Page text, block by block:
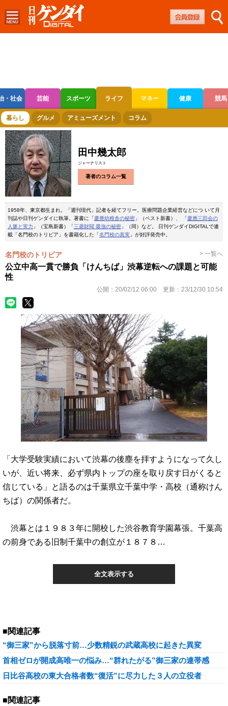
・社会 芸能 スポーツ ライフ マネー 健康 競馬
ボートレース 競輪 オートレース
暮らし グルメ アミューズメント コラム
田中幾太郎
ジャーナリスト
著者のコラム一覧
1958年、東京都生まれ。「週刊現代」記者を経てフリー。医療問題企業経営などにつ いて月
刊誌や日刊ゲンダイに執筆。著書に「慶應幼稚舎の秘密 」（ベスト新書）、 「慶應三田会の
人脈と実力 」（宝島新書）「三菱財閥 最強の秘密 」（同）など。 日刊ゲンダイDIGITALで連
載「名門校のトリビア」を書籍化した「名門校の真実 」が好評発売中。
名門校のトリビア > 一覧へ
公立中高一貫で勝負「けんちば」渋幕逆転への課題と可能
性
公開： 20/02/12 06:00 更新： 23/12/30 10:54
「大学受験実績において渋幕の後塵を拝すようになって久し
いが、近い将来、必ず県内トップの座を取り戻す日がくると
信じている」と語るのは千葉県立千葉中学・高校（通称けん
ちば）の関係者だ。
渋幕とは１９８３年に開校した渋谷教育学園幕張。千葉高
の前身である旧制千葉中の創立が１８７８…
全文表示する
■関連記事
“御三家”から脱落寸前…少数精鋭の武蔵高校に起きた異変
首相ゼロが開成高唯一の悩み…“群れたがる”御三家の連帯感
日比谷高校の東大合格者数“復活”に尽力した３人の立役者
■関連記事